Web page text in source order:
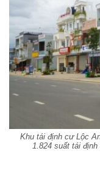
Khu tái định cư Lộc
1.824 suất tái